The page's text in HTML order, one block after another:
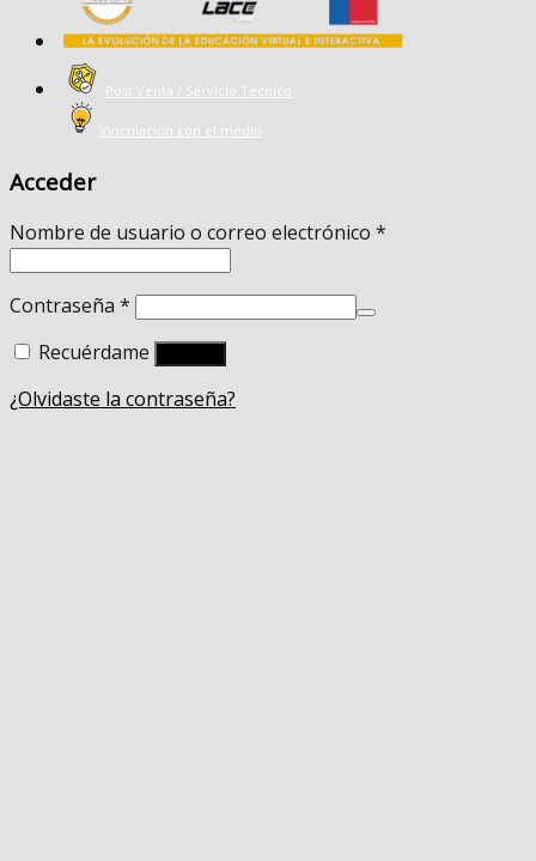
Post Venta / Servicio Técnico
Vinculación con el medio
Acceder
Nombre de usuario o correo electrónico *
Contraseña *
Recuérdame
¿Olvidaste la contraseña?